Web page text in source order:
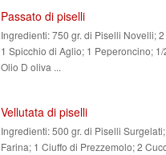
Passato di piselli
Ingredienti:750 gr. di Piselli Novelli;
1 Spicchio di Aglio; 1 Peperoncino;
Olio D oliva ...
Vellutata di piselli
Ingredienti:500 gr. di Piselli
Farina; 1 Ciuffo di Prezzemolo; 2